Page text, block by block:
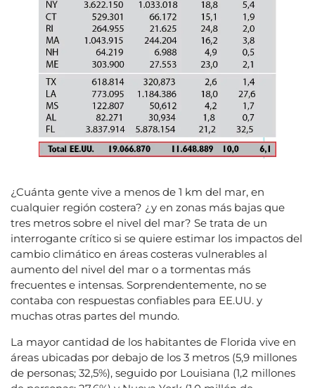
¿Cuánta gente vive a menos de 1 km del mar, en
cualquier región costera? ¿y en zonas más bajas que
tres metros sobre el nivel del mar? Se trata de un
interrogante crítico si se quiere estimar los impactos del
cambio climático en áreas costeras vulnerables al
aumento del nivel del mar o a tormentas más
frecuentes e intensas. Sorprendentemente, no se
contaba con respuestas confiables para EE.UU. y
muchas otras partes del mundo.
La mayor cantidad de los habitantes de Florida vive en
áreas ubicadas por debajo de los 3 metros (5,9 millones
de personas; 32,5%), seguido por Louisiana (1,2 millones